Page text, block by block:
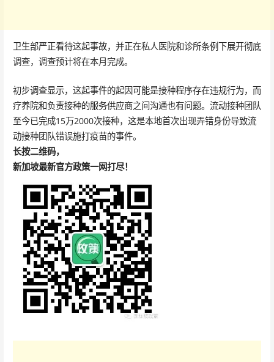
卫生部严正看待这起事故，并正在私人医院和诊所条例下展开彻底
调查，调查预计将在本月完成。
初步调查显示，这起事件的起因可能是接种程序存在违规行为，而
疗养院和负责接种的服务供应商之间沟通也有问题。流动接种团队
至今已完成15万2000次接种，这是本地首次出现弄错身份导致流
动接种团队错误施打疫苗的事件。
长按二维码，
新加坡最新官方政策一网打尽！